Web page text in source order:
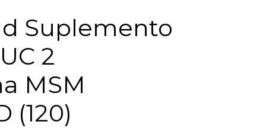
Suplemento
2
MSM
(120)